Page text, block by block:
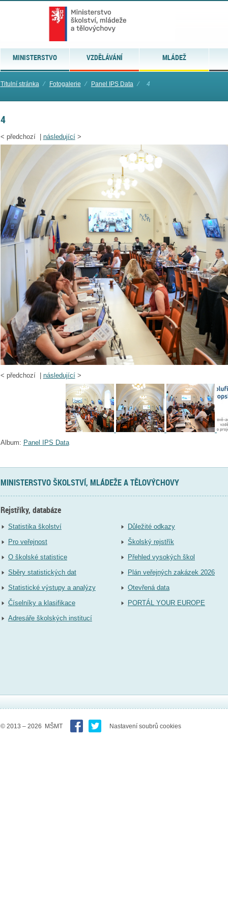
MINISTERSTVO VZDĚLÁVÁNÍ MLÁDEŽ
Titulní stránka ⁄ Fotogalerie ⁄ Panel IPS Data ⁄ 4
4
< předchozí | následující>
< předchozí | následující>
Album: Panel IPS Data
MINISTERSTVO ŠKOLSTVÍ, MLÁDEŽE A TĚLOVÝCHOVY
Rejstříky, databáze
Statistika školství
Pro veřejnost
O školské statistice
Sběry statistických dat
Statistické výstupy a analýzy
Číselníky a klasifikace
Adresáře školských institucí
Důležité odkazy
Školský rejstřík
Přehled vysokých škol
Plán veřejných zakázek 2026
Otevřená data
PORTÁL YOUR EUROPE
© 2013 – 2026 MŠMT Nastavení soubrů cookies